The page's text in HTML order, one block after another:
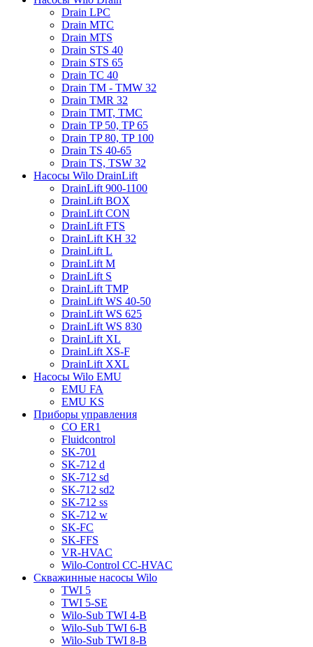
Drain LPC
Drain MTC
Drain MTS
Drain STS 40
Drain STS 65
Drain TC 40
Drain TM - TMW 32
Drain TMR 32
Drain TMT, TMC
Drain TP 50, TP 65
Drain TP 80, TP 100
Drain TS 40-65
Drain TS, TSW 32
Насосы Wilo DrainLift
DrainLift 900-1100
DrainLift BOX
DrainLift CON
DrainLift FTS
DrainLift KH 32
DrainLift L
DrainLift M
DrainLift S
DrainLift TMP
DrainLift WS 40-50
DrainLift WS 625
DrainLift WS 830
DrainLift XL
DrainLift XS-F
DrainLift XXL
Насосы Wilo EMU
EMU FA
EMU KS
Приборы управления
CO ER1
Fluidcontrol
SK-701
SK-712 d
SK-712 sd
SK-712 sd2
SK-712 ss
SK-712 w
SK-FC
SK-FFS
VR-HVAC
Wilo-Control CC-HVAC
Скважинные насосы Wilo
TWI 5
TWI 5-SE
Wilo-Sub TWI 4-B
Wilo-Sub TWI 6-B
Wilo-Sub TWI 8-B